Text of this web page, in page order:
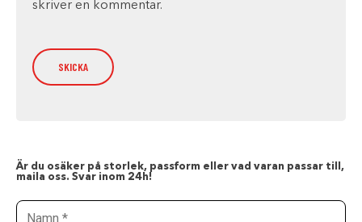
skriver en kommentar.
Är du osäker på storlek, passform eller vad varan passar till,
maila oss. Svar inom 24h!